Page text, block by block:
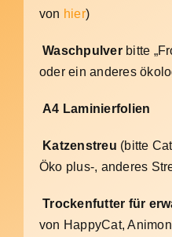
von hier)
Waschpulver bitte
oder ein anderes
A4 Laminierfolien
Katzenstreu (bitte
Öko plus-, anderes
Trockenfutter für
von HappyCat,